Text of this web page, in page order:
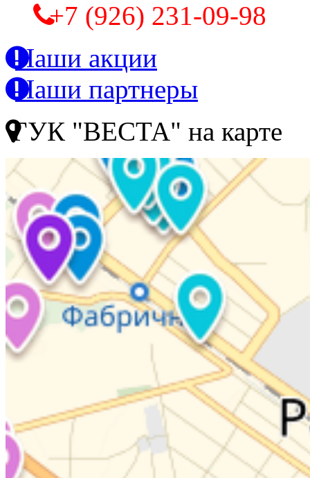
+7 (926) 231-09-98
Наши акции
Наши партнеры
ГУК "ВЕСТА" на карте